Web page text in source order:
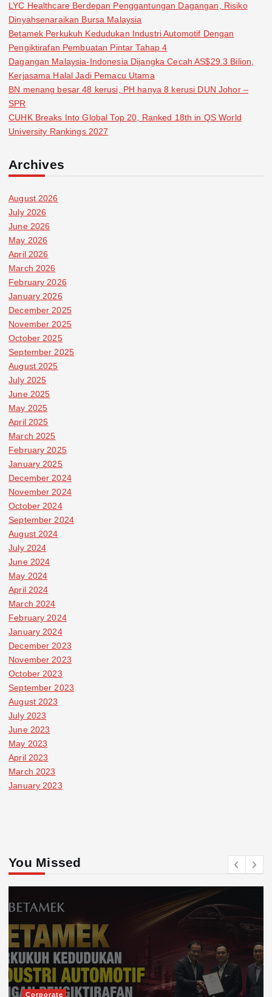
LYC Healthcare Berdepan Penggantungan Dagangan, Risiko
Dinyahsenaraikan Bursa Malaysia
Betamek Perkukuh Kedudukan Industri Automotif Dengan
Pengiktirafan Pembuatan Pintar Tahap 4
Dagangan Malaysia-Indonesia Dijangka Cecah AS$29.3 Bilion,
Kerjasama Halal Jadi Pemacu Utama
BN menang besar 48 kerusi, PH hanya 8 kerusi DUN Johor –
SPR
CUHK Breaks Into Global Top 20, Ranked 18th in QS World
University Rankings 2027
Archives
August 2026
July 2026
June 2026
May 2026
April 2026
March 2026
February 2026
January 2026
December 2025
November 2025
October 2025
September 2025
August 2025
July 2025
June 2025
May 2025
April 2025
March 2025
February 2025
January 2025
December 2024
November 2024
October 2024
September 2024
August 2024
July 2024
June 2024
May 2024
April 2024
March 2024
February 2024
January 2024
December 2023
November 2023
October 2023
September 2023
August 2023
July 2023
June 2023
May 2023
April 2023
March 2023
January 2023
You Missed
Corporate